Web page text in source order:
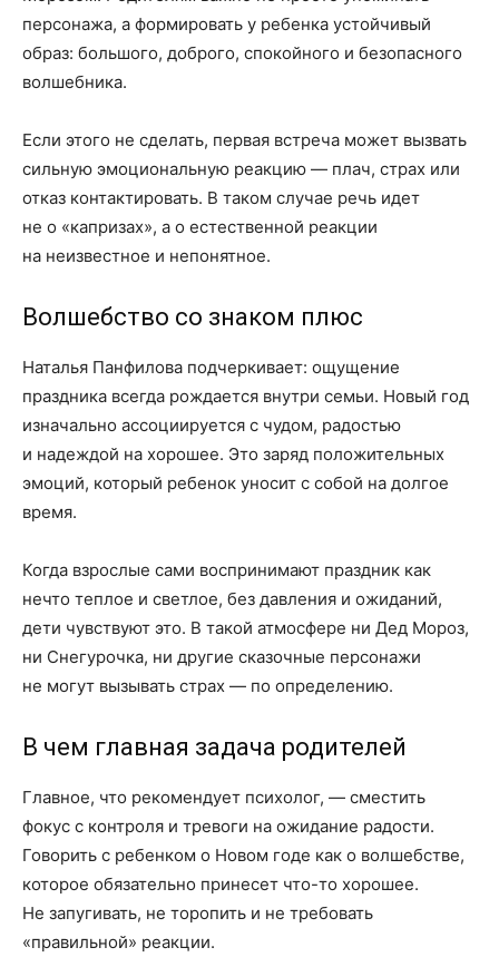
персонажа, а формировать у ребенка устойчивый
образ: большого, доброго, спокойного и безопасного
волшебника.
Если этого не сделать, первая встреча может вызвать
сильную эмоциональную реакцию — плач, страх или
отказ контактировать. В таком случае речь идет
не о «капризах», а о естественной реакции
на неизвестное и непонятное.
Волшебство со знаком плюс
Наталья Панфилова подчеркивает: ощущение
праздника всегда рождается внутри семьи. Новый год
изначально ассоциируется с чудом, радостью
и надеждой на хорошее. Это заряд положительных
эмоций, который ребенок уносит с собой на долгое
время.
Когда взрослые сами воспринимают праздник как
нечто теплое и светлое, без давления и ожиданий,
дети чувствуют это. В такой атмосфере ни Дед Мороз,
ни Снегурочка, ни другие сказочные персонажи
не могут вызывать страх — по определению.
В чем главная задача родителей
Главное, что рекомендует психолог, — сместить
фокус с контроля и тревоги на ожидание радости.
Говорить с ребенком о Новом годе как о волшебстве,
которое обязательно принесет что-то хорошее.
Не запугивать, не торопить и не требовать
«правильной» реакции.